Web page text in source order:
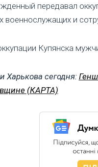
передавал
военнослужащих и
Купянска
Харькова сегодня:
(КАРТА)